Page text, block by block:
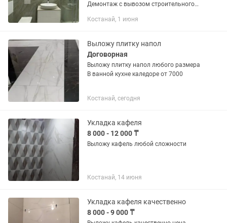
Демонтаж с вывозом строительного
любого размера,установка сантехники.
Костанай, 1 июня
Выложу плитку напол
Договорная
Выложу плитку напол любого размера
В ванной кухне каледоре от 7000
Костанай, сегодня
Укладка кафеля
8 000 - 12 000 ₸
Выложу кафель любой сложности
Костанай, 14 июня
Укладка кафеля качественно
8 000 - 9 000 ₸